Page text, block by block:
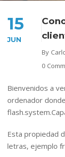
15
JUN
By
0
Bienvenidos a
ordenador
Esta propiedad
letras, ejemplo